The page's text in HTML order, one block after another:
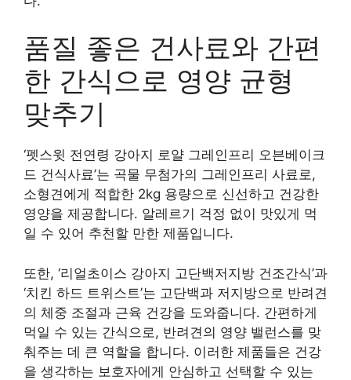
품질 좋은 건사료와 간편
한 간식으로 영양 균형
맞추기
‘펫스윗 전연령 강아지 로얄 그레인프리 오븐베이크
드 건식사료’는 곡물 무첨가의 그레인프리 사료로,
소형견에게 적합한 2kg 용량으로 신선하고 건강한
영양을 제공합니다. 알레르기 걱정 없이 맛있게 먹
일 수 있어 추천할 만한 제품입니다.
또한, ‘리얼초이스 강아지 고단백저지방 건조간식’과
‘치킨 하드 트위스트’는 고단백과 저지방으로 반려견
의 체중 조절과 근육 건강을 도와줍니다. 간편하게
먹일 수 있는 간식으로, 반려견의 영양 밸런스를 맞
춰주는 데 큰 역할을 합니다. 이러한 제품들은 건강
을 생각하는 보호자에게 안심하고 선택할 수 있는